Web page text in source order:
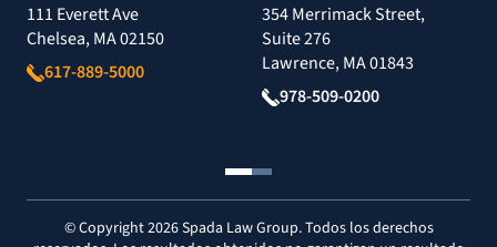
111 Everett Ave
Chelsea, MA 02150
617-889-5000
354 Merrimack Street,
Suite 276
Lawrence, MA 01843
978-509-0200
© Copyright 2026 Spada Law Group. Todos los derechos
AGENDA TU CONSULTA GRATUITA
¡TE AYUDAMOS A GANAR!